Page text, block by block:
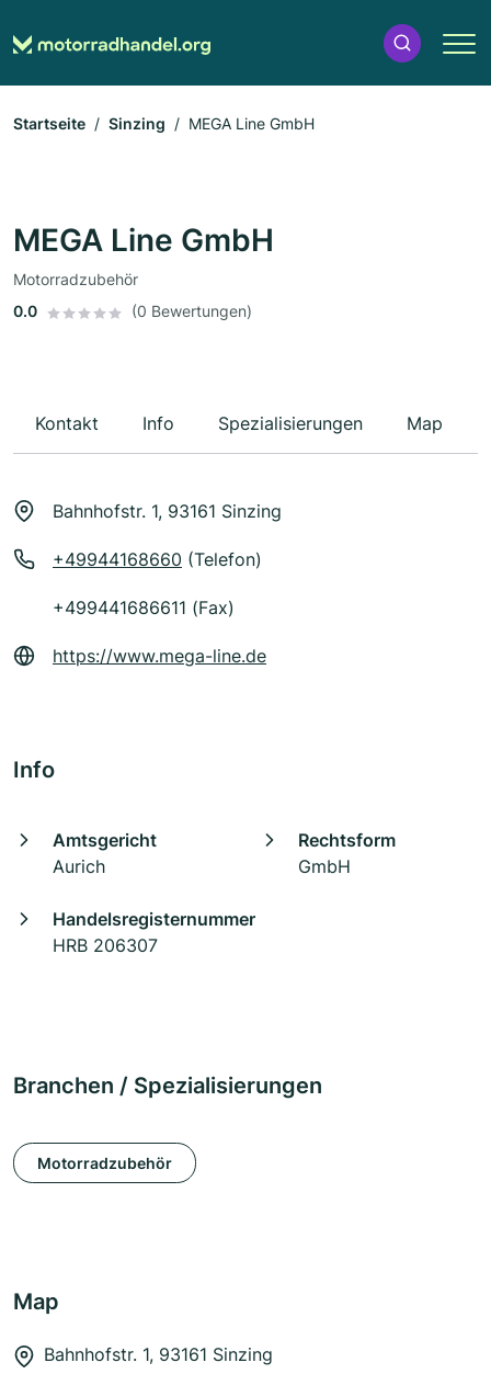
Startseite Sinzing MEGA Line GmbH
MEGA Line GmbH
Motorradzubehör
0.0
(0 Bewertungen)
Kontakt Info Spezialisierungen Map
Bahnhofstr. 1, 93161 Sinzing
+49944168660 (Telefon)
+499441686611 (Fax)
https://www.mega-line.de
Info
Amtsgericht
Aurich
Rechtsform
GmbH
Handelsregisternummer
HRB 206307
Branchen / Spezialisierungen
Motorradzubehör
Map
Bahnhofstr. 1, 93161 Sinzing